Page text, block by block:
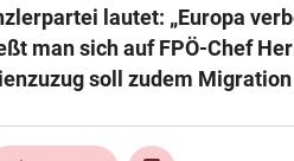
Co KG 2026 lautet: „Europa
man sich auf FPÖ-Chef
soll zudem